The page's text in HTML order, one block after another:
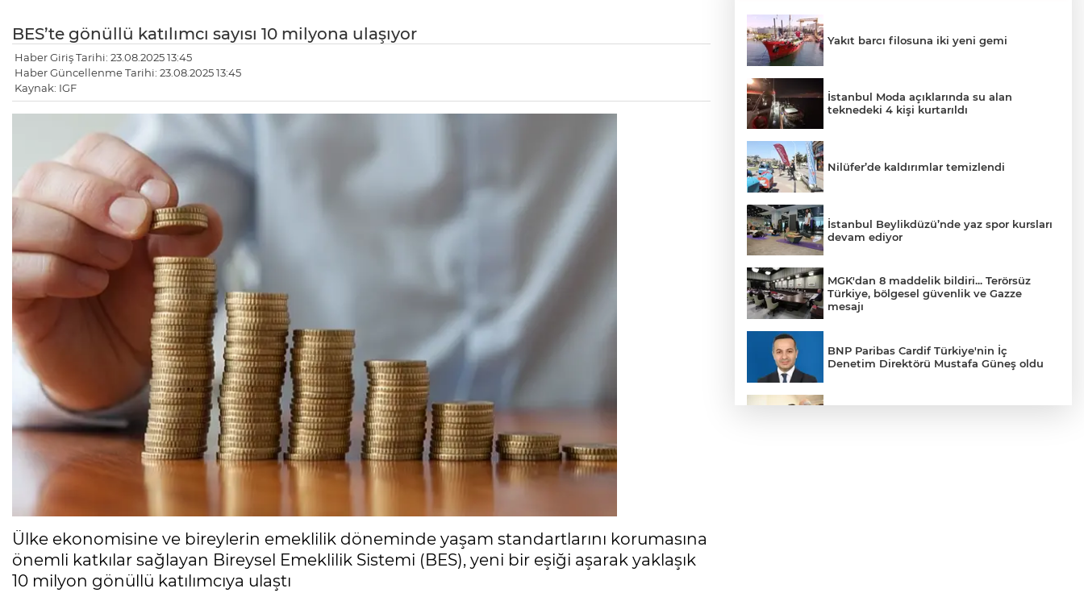
BES’te gönüllü katılımcı sayısı 10 milyona ulaşıyor
Haber Giriş Tarihi: 23.08.2025 13:45
Haber Güncellenme Tarihi: 23.08.2025 13:45
Kaynak: IGF
Ülke ekonomisine ve bireylerin emeklilik döneminde yaşam standartlarını korumasına
önemli katkılar sağlayan Bireysel Emeklilik Sistemi (BES), yeni bir eşiği aşarak yaklaşık
10 milyon gönüllü katılımcıya ulaştı
Yakıt barcı filosuna iki yeni gemi
İstanbul Moda açıklarında su alan
teknedeki 4 kişi kurtarıldı
Nilüfer’de kaldırımlar temizlendi
İstanbul Beylikdüzü’nde yaz spor kursları
devam ediyor
MGK'dan 8 maddelik bildiri... Terörsüz
Türkiye, bölgesel güvenlik ve Gazze
mesajı
BNP Paribas Cardif Türkiye'nin İç
Denetim Direktörü Mustafa Güneş oldu